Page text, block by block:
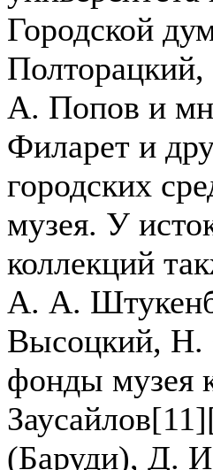
Городской
Полторацкий,
А. Попов и
Филарет и
городских
музея. У
коллекций
А. А.
Высоцкий, Н.
фонды музея
(Баруди), Д.